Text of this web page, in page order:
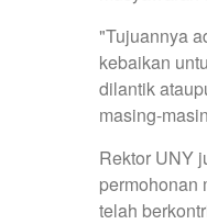
"Tujuannya
kebaikan
dilantik
masing-
Rektor UNY
permohonan
telah